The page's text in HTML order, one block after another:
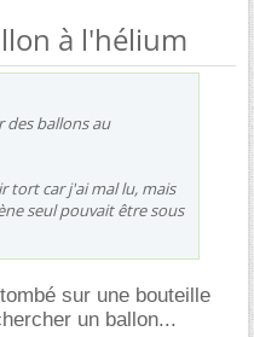
à l'hélium
des ballons au
tort car j'ai mal lu, mais
seul pouvait être sous
sur une bouteille
un ballon...